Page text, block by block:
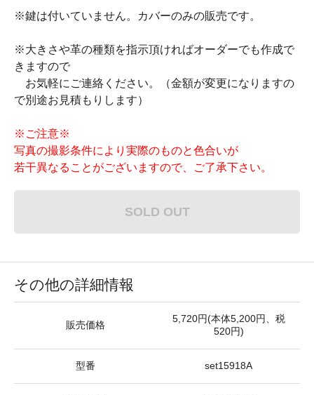
※鍵は付いていません。カバーのみの販売です。
※大きさや革の種類を指示頂ければオーダーでも作成で
きますので
お気軽にご連絡ください。（金額が変更になりますの
で別途お見積もりします）
※ご注意※
写真の撮影条件により実際のものと色合いが
若干異なることがございますので、ご了承下さい。
SOLD OUT
その他の詳細情報
販売価格
5,720円(本体5,200円、税
520円)
型番 set15918A